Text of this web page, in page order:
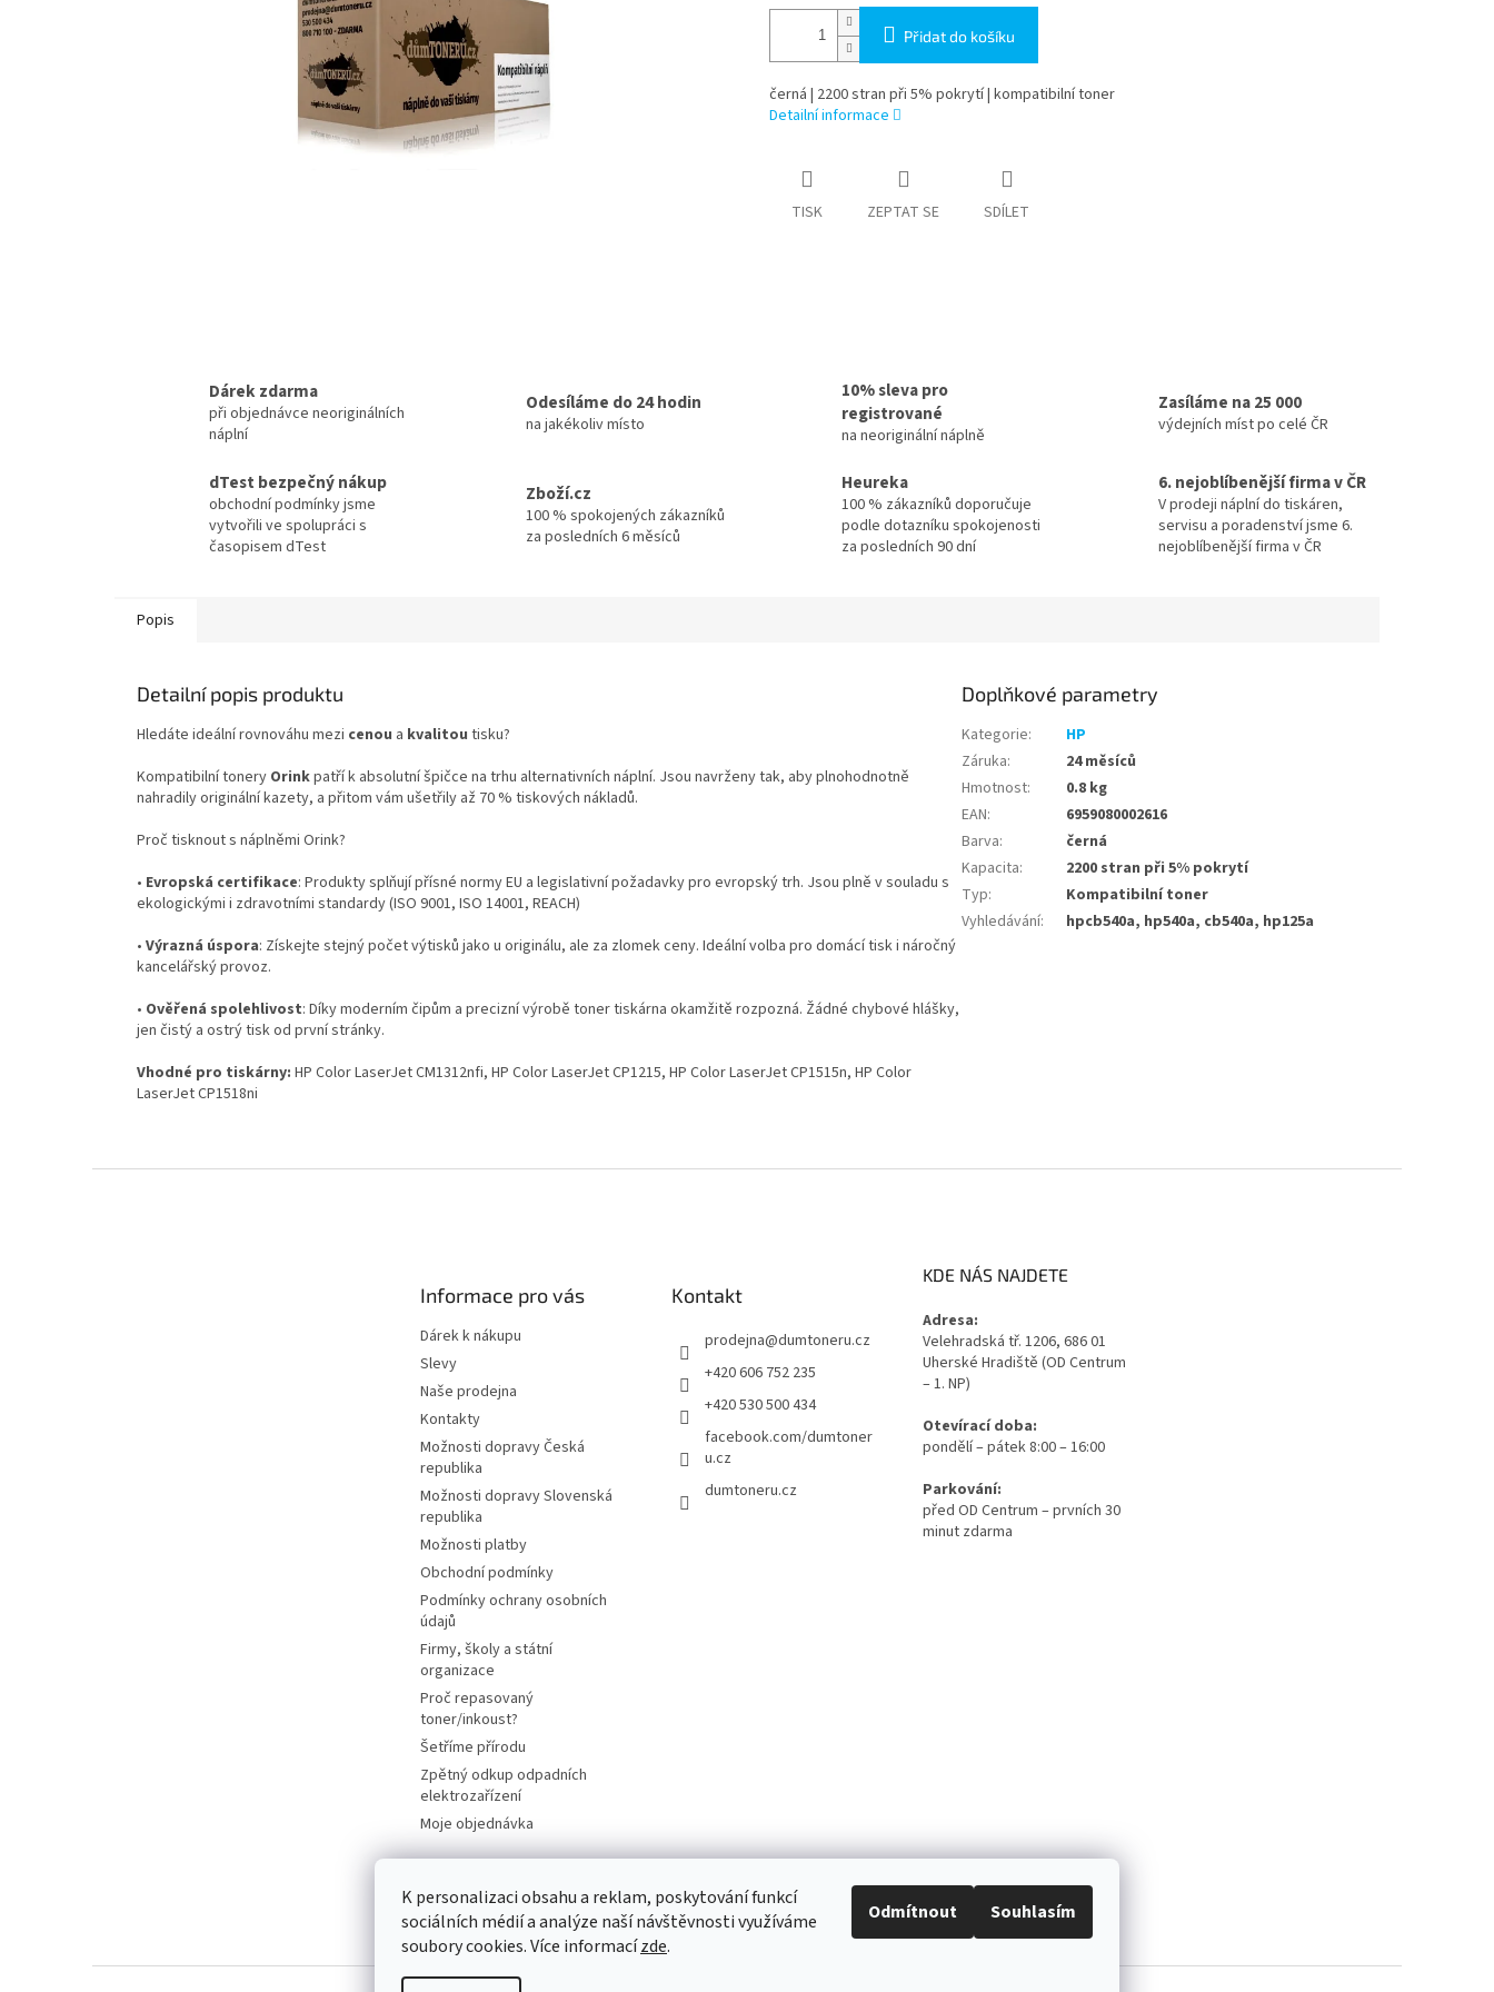
K personalizaci obsahu a reklam, poskytování funkcí
sociálních médií a analýze naší návštěvnosti využíváme
soubory cookies. Více informacízde.
Odmítnout Souhlasím
Přidat do košíku
černá | 2200 stran při 5% pokrytí | kompatibilní toner
Detailní informace
TISK ZEPTAT SE SDÍLET
Dárek zdarma
při objednávce neoriginálních
náplní
Odesíláme do 24 hodin
na jakékoliv místo
10% sleva pro
registrované
na neoriginální náplně
Zasíláme na 25 000
výdejních míst po celé ČR
dTest bezpečný nákup
obchodní podmínky jsme
vytvořili ve spolupráci s
časopisem dTest
Zboží.cz
100 % spokojených zákazníků
za posledních 6 měsíců
Heureka
100 % zákazníků doporučuje
podle dotazníku spokojenosti
za posledních 90 dní
6. nejoblíbenější firma v ČR
V prodeji náplní do tiskáren,
servisu a poradenství jsme 6.
nejoblíbenější firma v ČR
Popis
Detailní popis produktu
Hledáte ideální rovnováhu mezi cenou a kvalitou tisku?
Kompatibilní tonery Orinkpatří k absolutní špičce na trhu alternativních náplní. Jsou navrženy tak, aby plnohodnotně
nahradily originální kazety, a přitom vám ušetřily až 70 % tiskových nákladů.
Proč tisknout s náplněmi Orink?
• Evropská certifikace: Produkty splňují přísné normy EU a legislativní požadavky pro evropský trh. Jsou plně v souladu s
ekologickými i zdravotními standardy (ISO 9001, ISO 14001, REACH)
• Výrazná úspora: Získejte stejný počet výtisků jako u originálu, ale za zlomek ceny. Ideální volba pro domácí tisk i náročný
kancelářský provoz.
• Ověřená spolehlivost: Díky moderním čipům a precizní výrobě toner tiskárna okamžitě rozpozná. Žádné chybové hlášky,
jen čistý a ostrý tisk od první stránky.
Vhodné pro tiskárny: HP Color LaserJet CM1312nfi, HP Color LaserJet CP1215, HP Color LaserJet CP1515n, HP Color
LaserJet CP1518ni
Doplňkové parametry
Kategorie:
HP
Záruka:
24 měsíců
Hmotnost:
0.8 kg
EAN:
6959080002616
Barva:
černá
Kapacita:
2200 stran při 5% pokrytí
Typ:
Kompatibilní toner
Vyhledávání: hpcb540a, hp540a, cb540a, hp125a
Informace pro vás
Dárek k nákupu
Slevy
Naše prodejna
Kontakty
Možnosti dopravy Česká
republika
Možnosti dopravy Slovenská
republika
Možnosti platby
Obchodní podmínky
Podmínky ochrany osobních
údajů
Firmy, školy a státní
organizace
Proč repasovaný
toner/inkoust?
Šetříme přírodu
Zpětný odkup odpadních
elektrozařízení
Moje objednávka
Kontakt
prodejna@dumtoneru.cz
+420 606 752 235
+420 530 500 434
facebook.com/dumtoner
u.cz
dumtoneru.cz
KDE NÁS NAJDETE
Adresa:
Velehradská tř. 1206, 686 01
Uherské Hradiště (OD Centrum
– 1. NP)
Otevírací doba:
pondělí – pátek 8:00 – 16:00
Parkování:
před OD Centrum – prvních 30
minut zdarma
cart4future.cz sbernybox.cz